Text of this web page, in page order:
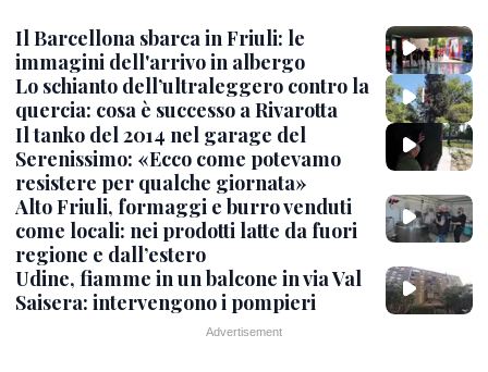
Il Barcellona sbarca in Friuli: le
immagini dell'arrivo in albergo
Lo schianto dell’ultraleggero contro la
quercia: cosa è successo a Rivarotta
Il tanko del 2014 nel garage del
Serenissimo: «Ecco come potevamo
resistere per qualche giornata»
Alto Friuli, formaggi e burro venduti
come locali: nei prodotti latte da fuori
regione e dall’estero
Udine, fiamme in un balcone in via Val
Saisera: intervengono i pompieri